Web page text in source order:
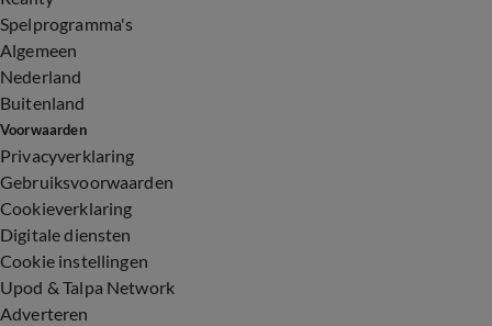
Spelprogramma's
Algemeen
Nederland
Buitenland
Voorwaarden
Privacyverklaring
Gebruiksvoorwaarden
Cookieverklaring
Digitale diensten
Cookie instellingen
Upod & Talpa Network
Adverteren